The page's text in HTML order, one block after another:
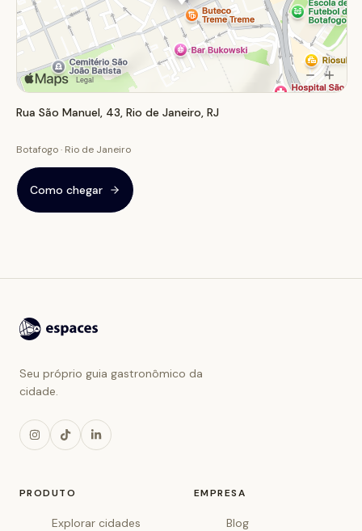
Rua São Manuel, 43, Rio de Janeiro, RJ
Botafogo · Rio de Janeiro
Como chegar
Seu próprio guia gastronômico da
cidade.
PRODUTO
Explorar cidades
EMPRESA
Blog